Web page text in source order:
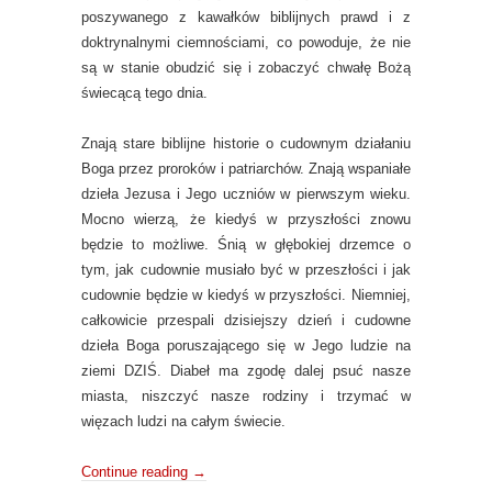
poszywanego z kawałków biblijnych prawd i z
doktrynalnymi ciemnościami, co powoduje, że nie
są w stanie obudzić się i zobaczyć chwałę Bożą
świecącą tego dnia.
Znają stare biblijne historie o cudownym działaniu
Boga przez proroków i patriarchów. Znają wspaniałe
dzieła Jezusa i Jego uczniów w pierwszym wieku.
Mocno wierzą, że kiedyś w przyszłości znowu
będzie to możliwe. Śnią w głębokiej drzemce o
tym, jak cudownie musiało być w przeszłości i jak
cudownie będzie w kiedyś w przyszłości. Niemniej,
całkowicie przespali dzisiejszy dzień i cudowne
dzieła Boga poruszającego się w Jego ludzie na
ziemi DZIŚ. Diabeł ma zgodę dalej psuć nasze
miasta, niszczyć nasze rodziny i trzymać w
więzach ludzi na całym świecie.
Continue reading →